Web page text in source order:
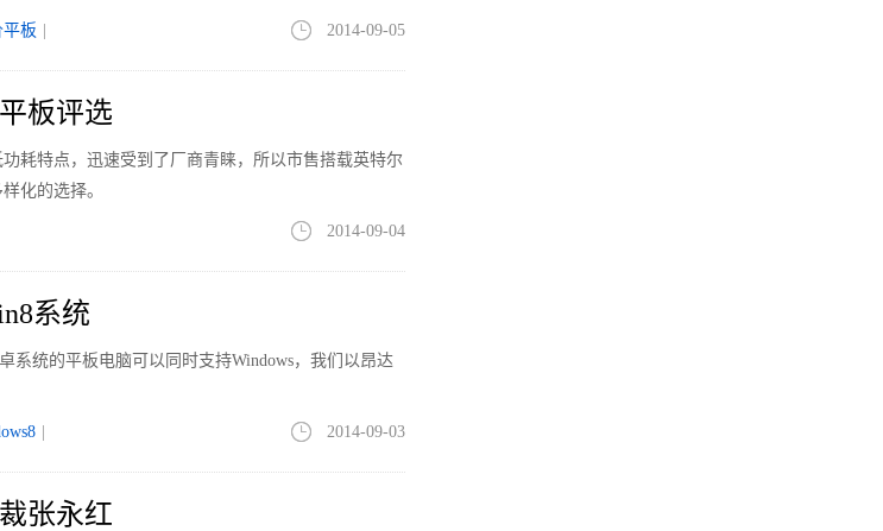
平板 2014-09-05
板评选
耗特点，迅速受到了厂商青睐，所以市售搭载英特尔
化的选择。
2014-09-04
系统
系统的平板电脑可以同时支持Windows，我们以昂达
2014-09-03
张永红